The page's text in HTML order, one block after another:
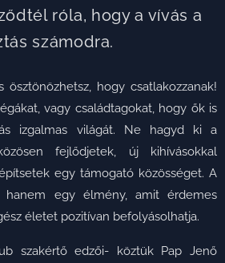
róla, hogy a vívás a
számodra.
ösztönözhetsz, hogy csatlakozzanak!
vagy családtagokat, hogy ők is
izgalmas világát. Ne hagyd ki a
fejlődjetek, új kihívásokkal
egy támogató közösséget. A
hanem egy élmény, amit érdemes
életet pozitívan befolyásolhatja.
szakértő edzői- köztük Pap Jenő